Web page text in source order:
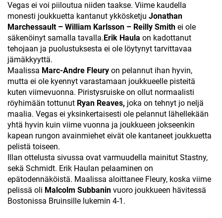
Vegas ei voi piiloutua niiden taakse. Viime kaudella
monesti joukkuetta kantanut ykkösketju Jonathan
Marchessault – William Karlsson – Reilly Smith ei ole
säkenöinyt samalla tavalla.Erik Haula on kadottanut
tehojaan ja puolustuksesta ei ole löytynyt tarvittavaa
jämäkkyyttä.
Maalissa Marc-Andre Fleury on pelannut ihan hyvin,
mutta ei ole kyennyt varastamaan joukkueelle pisteitä
kuten viimevuonna. Piristysruiske on ollut normaalisti
röyhimään tottunut Ryan Reaves, joka on tehnyt jo neljä
maalia. Vegas ei yksinkertaisesti ole pelannut lähellekään
yhtä hyvin kuin viime vuonna ja joukkueen jokseenkin
kapean rungon avainmiehet eivät ole kantaneet joukkuetta
pelistä toiseen.
Illan ottelusta sivussa ovat varmuudella mainitut Stastny,
sekä Schmidt. Erik Haulan pelaaminen on
epätodennäköistä. Maalissa aloittanee Fleury, koska viime
pelissä oli Malcolm Subbanin vuoro joukkueen hävitessä
Bostonissa Bruinsille lukemin 4-1.